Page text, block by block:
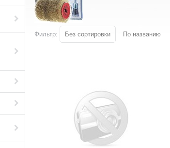
Фильтр: Без сортировки По названию